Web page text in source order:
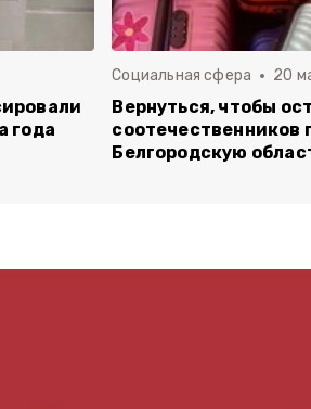
года
Социальная сфера 20
Вернуться, чтобы
соотечественников
Белгородскую